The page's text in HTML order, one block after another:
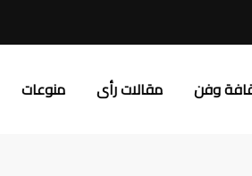
وفن مقالات رأى منوعات